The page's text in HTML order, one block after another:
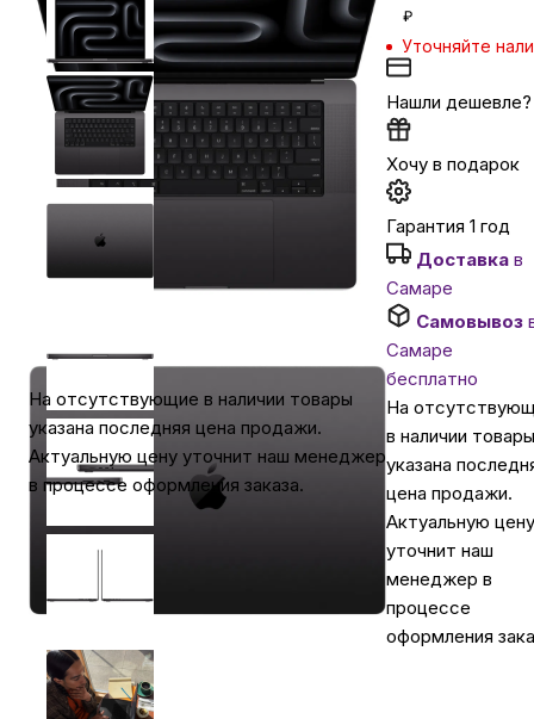
Для домашних питомцев
Умный дом и безопасность
Автомобильные аксессуары
Сервисный центр Apple в Самаре
Подарочные сертификаты
На отсутствующие в наличии товары
указана последняя цена продажи.
Актуальную цену уточнит наш менеджер
в процессе оформления заказа.
₽
Уточняйте
Нашли дешевле?
Хочу в подарок
Гарантия 1 год
Доставка в
Самаре
Самовывоз
Самаре
бесплатно
На
в наличии товары
указана
цена продажи.
Актуальную цену
уточнит наш
менеджер в
процессе
оформления